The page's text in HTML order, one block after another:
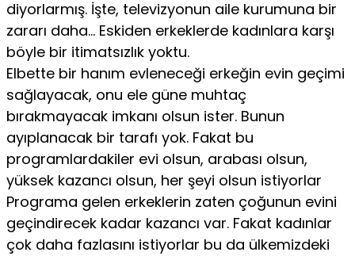
diyorlarmış. İşte, televizyonun aile kurumuna bir
zararı daha… Eski­den erkeklerde kadınlara karşı
böyle bir itimatsızlık yoktu.
Elbette bir hanım evleneceği erkeğin evin geçimi
sağlaya­cak, onu ele güne muhtaç
bırakmayacak imkanı olsun ister. Bunun
ayıplanacak bir tarafı yok. Fakat bu
programlardakiler evi olsun, arabası olsun,
yüksek kazancı olsun, her şeyi olsun is­tiyorlar
Programa gelen erkeklerin zaten çoğunun evini
geçin­direcek kadar kazancı var. Fakat kadınlar
çok daha fazlasını is­tiyorlar bu da ülkemizdeki